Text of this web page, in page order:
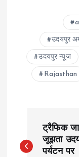
उदयपुर
उदयपुर न्यूज
Rajasthan
o
ट्रैफिक
जूझता
पर्यटन पर